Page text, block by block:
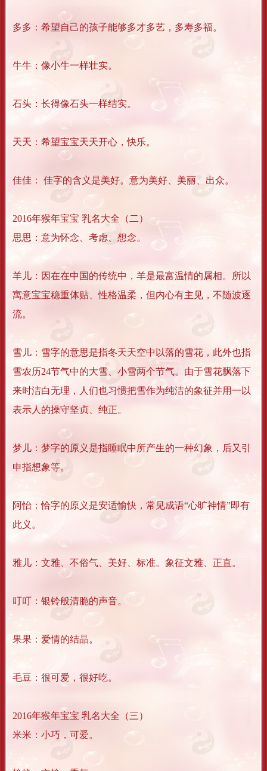
多多：希望自己的孩子能够多才多艺，多寿多福。
牛牛：像小牛一样壮实。
石头：长得像石头一样结实。
天天：希望宝宝天天开心，快乐。
佳佳： 佳字的含义是美好。意为美好、美丽、出众。
2016年猴年宝宝 乳名大全（二）
思思：意为怀念、考虑、想念。
羊儿：因在在中国的传统中，羊是最富温情的属相。所以
寓意宝宝稳重体贴、性格温柔，但内心有主见，不随波逐
流。
雪儿：雪字的意思是指冬天天空中以落的雪花，此外也指
雪农历24节气中的大雪、小雪两个节气。由于雪花飘落下
来时洁白无理，人们也习惯把雪作为纯洁的象征并用一以
表示人的操守坚贞、纯正。
梦儿：梦字的原义是指睡眠中所产生的一种幻象，后又引
申指想象等。
阿怡：恰字的原义是安适愉快，常见成语“心旷神情”即有
此义。
雅儿：文雅、不俗气、美好、标准。象征文雅、正直。
叮叮：银铃般清脆的声音。
果果：爱情的结晶。
毛豆：很可爱，很好吃。
2016年猴年宝宝 乳名大全（三）
米米：小巧，可爱。